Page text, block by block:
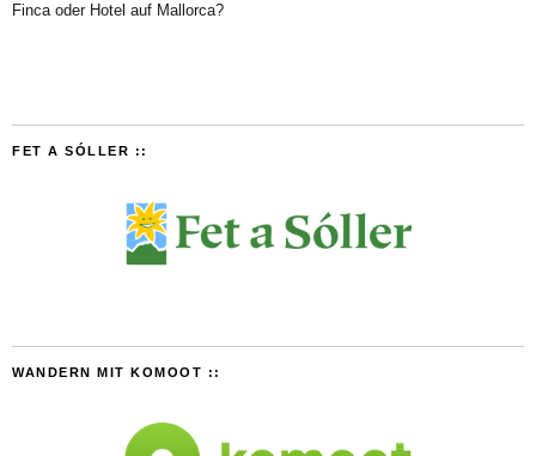
Finca oder Hotel auf Mallorca?
FET A SÓLLER ::
WANDERN MIT KOMOOT ::